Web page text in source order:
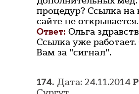
процедур? Ссылка
сайте не
Ответ: Ольга
Ссылка уже
Вам за "сигнал".
174. Дата: 24.11.2014